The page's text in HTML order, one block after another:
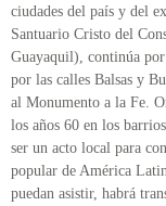
ciudades del país y del
Santuario Cristo del
Guayaquil), continúa
por las calles Balsas y
al Monumento a la Fe.
los años 60 en los
ser un acto local para
popular de América
puedan asistir, habrá